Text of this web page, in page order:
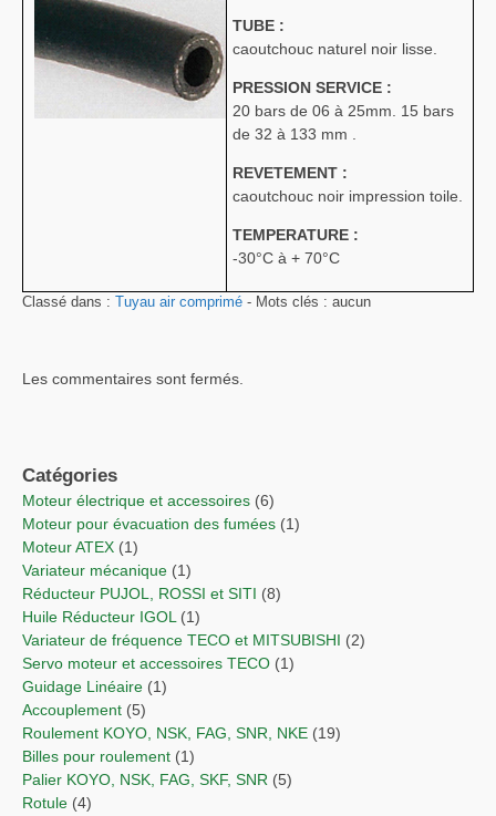
TUBE :
caoutchouc naturel noir lisse.
PRESSION SERVICE :
20 bars de 06 à 25mm. 15 bars
de 32 à 133 mm .
REVETEMENT :
caoutchouc noir impression toile.
TEMPERATURE :
-30°C à + 70°C
Classé dans : Tuyau air comprimé - Mots clés : aucun
Les commentaires sont fermés.
Catégories
Moteur électrique et accessoires (6)
Moteur pour évacuation des fumées (1)
Moteur ATEX (1)
Variateur mécanique (1)
Réducteur PUJOL, ROSSI et SITI (8)
Huile Réducteur IGOL (1)
Variateur de fréquence TECO et MITSUBISHI (2)
Servo moteur et accessoires TECO (1)
Guidage Linéaire (1)
Accouplement (5)
Roulement KOYO, NSK, FAG, SNR, NKE (19)
Billes pour roulement (1)
Palier KOYO, NSK, FAG, SKF, SNR (5)
Rotule (4)